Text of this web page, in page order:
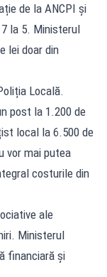
de la ANCPI și
la 5. Ministerul
lei doar din
Locală.
post la 1.200 de
local la 6.500 de
vor mai putea
costurile din
ale
Ministerul
financiară și